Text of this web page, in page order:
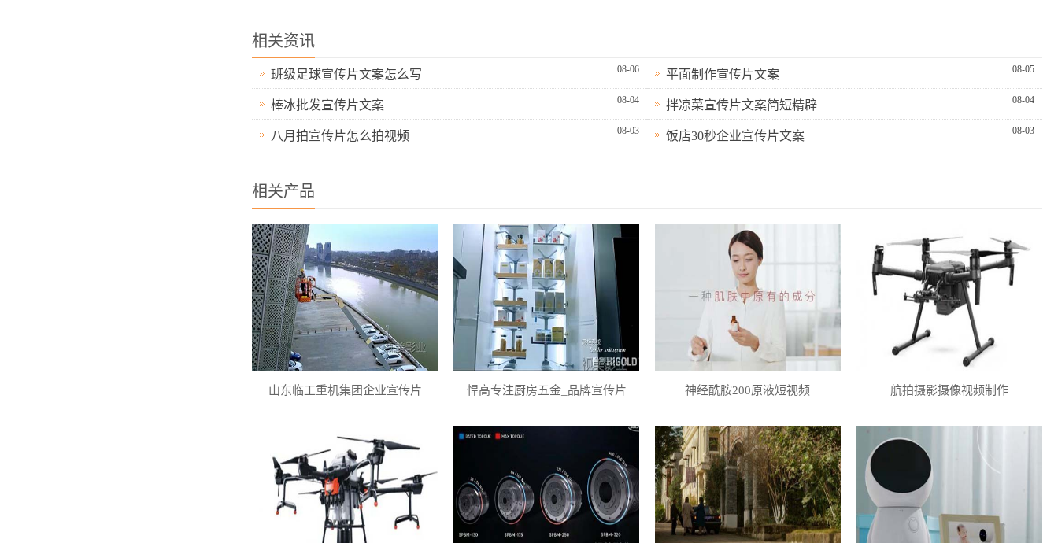
相关资讯
08-06
班级足球宣传片文案怎么写 08-05
平面制作宣传片文案
08-04
棒冰批发宣传片文案 08-04
拌凉菜宣传片文案简短精辟
08-03
八月拍宣传片怎么拍视频 08-03
饭店30秒企业宣传片文案
相关产品
山东临工重机集团企业宣传片 悍高专注厨房五金_品牌宣传片 神经酰胺200原液短视频 航拍摄影摄像视频制作